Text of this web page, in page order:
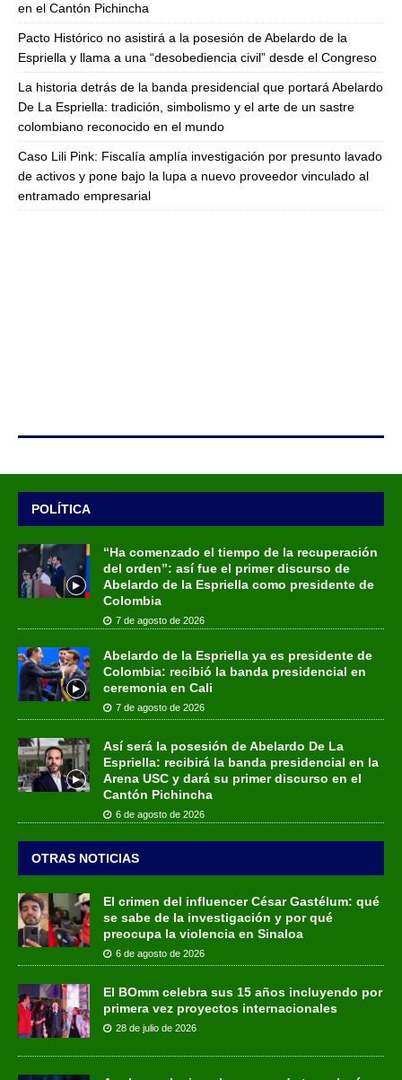
en el Cantón Pichincha
Pacto Histórico no asistirá a la posesión de Abelardo de la
Espriella y llama a una “desobediencia civil” desde el Congreso
La historia detrás de la banda presidencial que portará Abelardo
De La Espriella: tradición, simbolismo y el arte de un sastre
colombiano reconocido en el mundo
Caso Lili Pink: Fiscalía amplía investigación por presunto lavado
de activos y pone bajo la lupa a nuevo proveedor vinculado al
entramado empresarial
POLÍTICA
“Ha comenzado el tiempo de la recuperación
del orden”: así fue el primer discurso de
Abelardo de la Espriella como presidente de
Colombia
7 de agosto de 2026
Abelardo de la Espriella ya es presidente de
Colombia: recibió la banda presidencial en
ceremonia en Cali
7 de agosto de 2026
Así será la posesión de Abelardo De La
Espriella: recibirá la banda presidencial en la
Arena USC y dará su primer discurso en el
Cantón Pichincha
6 de agosto de 2026
OTRAS NOTICIAS
El crimen del influencer César Gastélum: qué
se sabe de la investigación y por qué
preocupa la violencia en Sinaloa
6 de agosto de 2026
El BOmm celebra sus 15 años incluyendo por
primera vez proyectos internacionales
28 de julio de 2026